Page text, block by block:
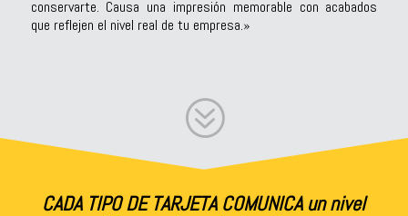
conservarte. Causa una impresión memorable con acabados
que reflejen el nivel real de tu empresa.»
?
CADA TIPO DE TARJETA COMUNICA un nivel